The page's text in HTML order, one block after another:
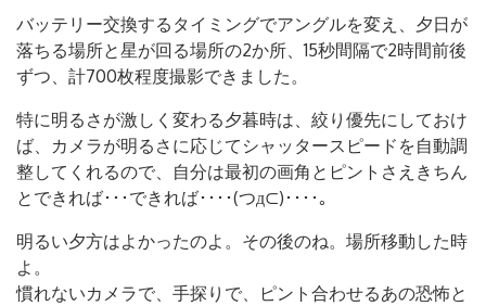
バッテリー交換するタイミングでアングルを変え、夕日が
落ちる場所と星が回る場所の2か所、15秒間隔で2時間前後
ずつ、計700枚程度撮影できました。
特に明るさが激しく変わる夕暮時は、絞り優先にしておけ
ば、カメラが明るさに応じてシャッタースピードを自動調
整してくれるので、自分は最初の画角とピントさえきちん
とできれば･･･できれば････(つд⊂)････。
明るい夕方はよかったのよ。その後のね。場所移動した時
よ。
慣れないカメラで、手探りで、ピント合わせるあの恐怖と